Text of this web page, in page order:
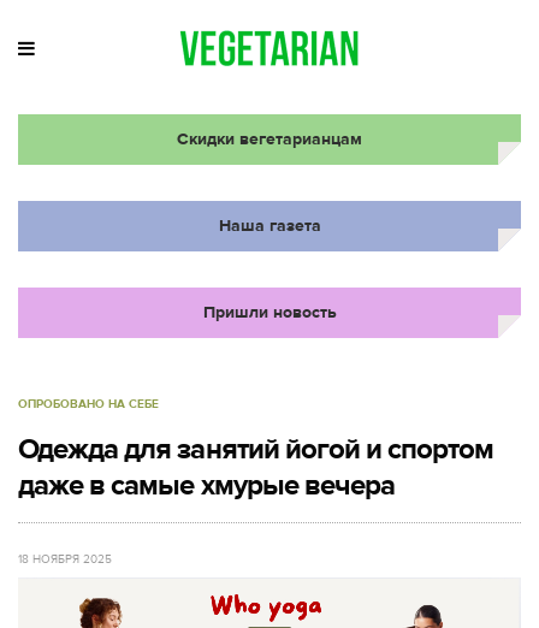
Скидки вегетарианцам
Наша газета
Пришли новость
ОПРОБОВАНО НА СЕБЕ
Одежда для занятий йогой и спортом
даже в самые хмурые вечера
18 НОЯБРЯ 2025